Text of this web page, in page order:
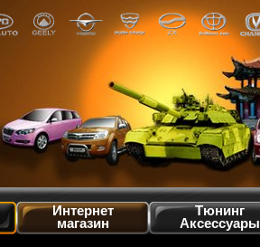
Интернет
магазин
Тюнинг
Аксессуары